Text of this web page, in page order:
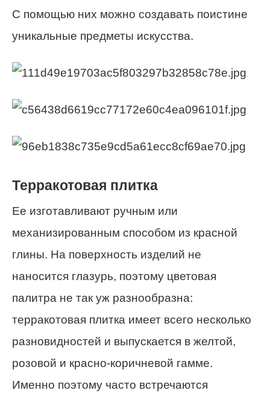
С помощью них можно создавать поистине
уникальные предметы искусства.
Терракотовая плитка
Ее изготавливают ручным или
механизированным способом из красной
глины. На поверхность изделий не
наносится глазурь, поэтому цветовая
палитра не так уж разнообразна:
терракотовая плитка имеет всего несколько
разновидностей и выпускается в желтой,
розовой и красно-коричневой гамме.
Именно поэтому часто встречаются